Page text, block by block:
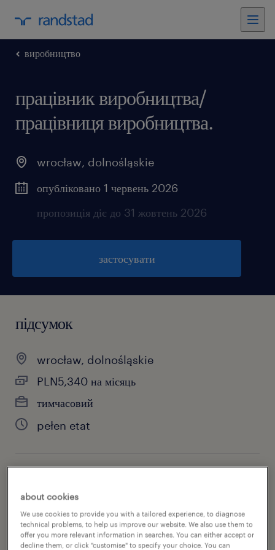
виробництво
працівник виробництва/
працівниця виробництва.
wrocław, dolnośląskie
опубліковано 1 червень 2026
пропозиція діє до 31 жовтень 2026
застосувати
підсумок
wrocław, dolnośląskie
PLN5,340 на місяць
тимчасовий
pełen etat
виробництво
номер посилання
about cookies
We use cookies to provide you with a tailored experience, to diagnose
technical problems, to help us improve our website. We also use them to
offer you more relevant information in searches. You can either accept or
decline them, or click "customise" to specify your choice. You can